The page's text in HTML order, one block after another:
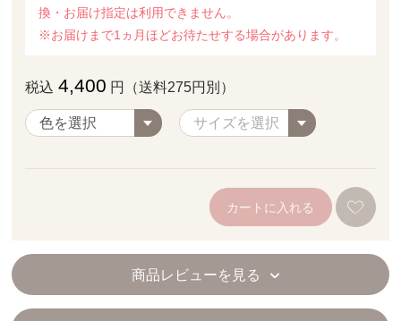
換・お届け指定は利用できません。
※お届けまで1ヵ月ほどお待たせする場合があります。
税込 4,400 円（送料275円別）
カートに入れる
商品レビューを見る